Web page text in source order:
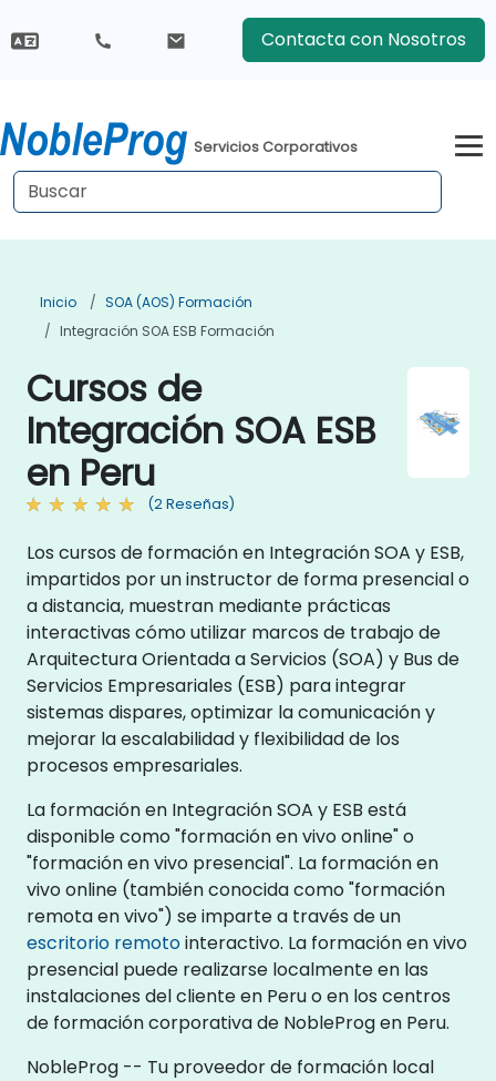
Contacta con Nosotros
Servicios Corporativos
Inicio
SOA (AOS) Formación
Integración SOA ESB Formación
Cursos de
Integración SOA ESB
en Peru
(2 Reseñas)
Los cursos de formación en Integración SOA y ESB,
impartidos por un instructor de forma presencial o
a distancia, muestran mediante prácticas
interactivas cómo utilizar marcos de trabajo de
Arquitectura Orientada a Servicios (SOA) y Bus de
Servicios Empresariales (ESB) para integrar
sistemas dispares, optimizar la comunicación y
mejorar la escalabilidad y flexibilidad de los
procesos empresariales.
La formación en Integración SOA y ESB está
disponible como "formación en vivo online" o
"formación en vivo presencial". La formación en
vivo online (también conocida como "formación
remota en vivo") se imparte a través de un
escritorio remotointeractivo. La formación en vivo
presencial puede realizarse localmente en las
instalaciones del cliente en Peru o en los centros
de formación corporativa de NobleProg en Peru.
NobleProg -- Tu proveedor de formación local